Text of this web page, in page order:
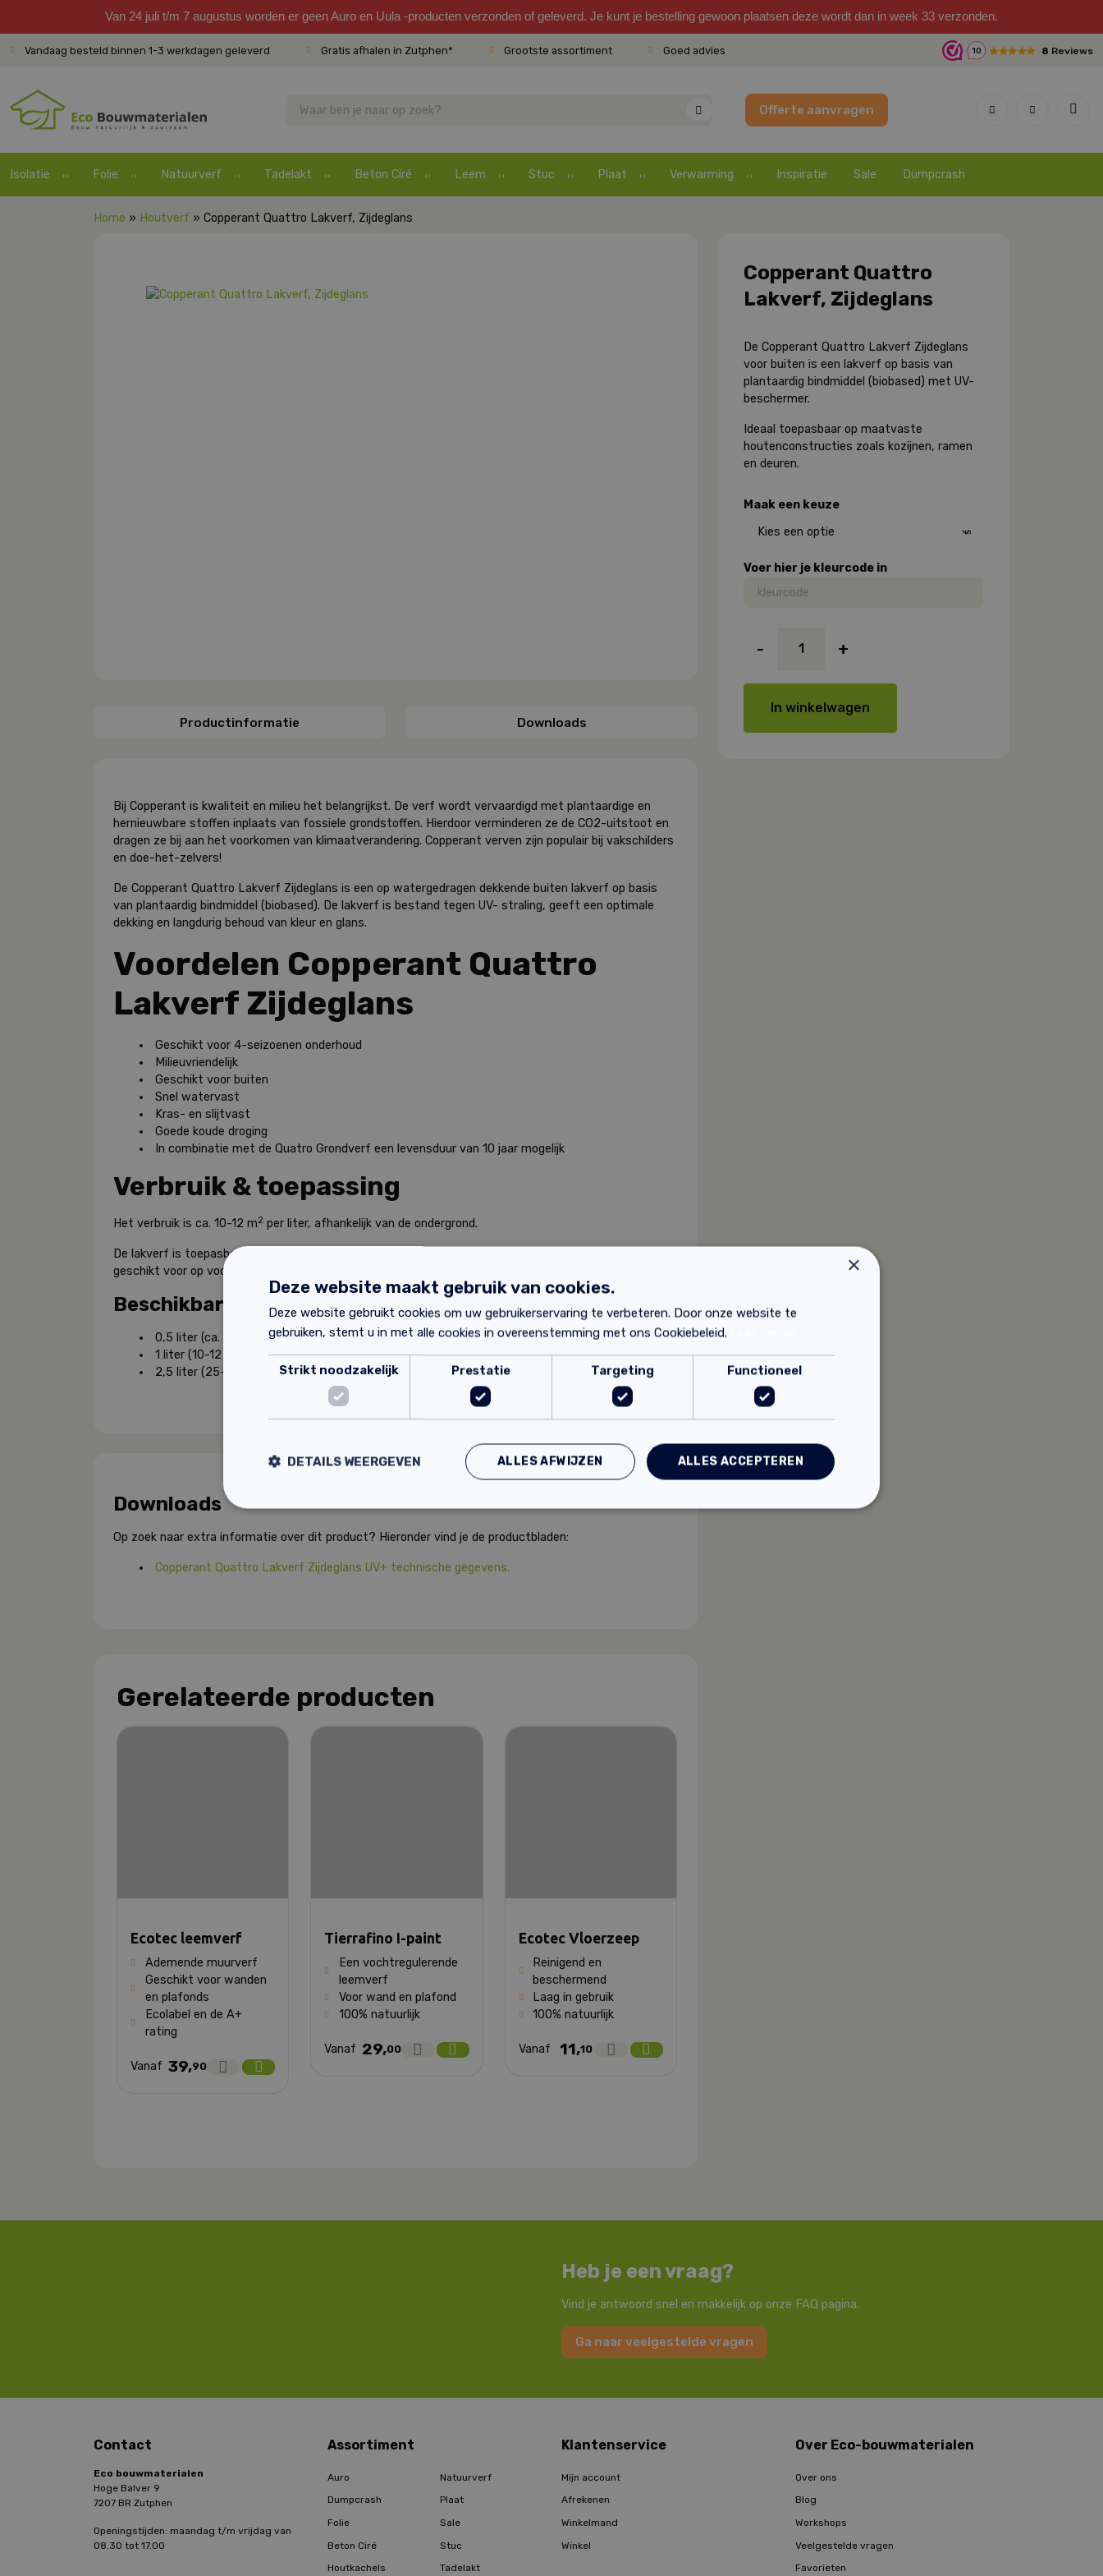
Van 24 juli t/m 7 augustus worden er geen Auro en Uula -producten verzonden of geleverd. Je kunt je bestelling gewoon plaatsen deze wordt dan in week 33 verzonden.
Vandaag besteld binnen 1-3 werkdagen geleverd Gratis afhalen in Zutphen* Grootste assortiment Goed advies 10 8 Reviews
Offerte aanvragen
Isolatie Folie Natuurverf Tadelakt Beton Ciré Leem Stuc Plaat Verwarming Inspiratie Sale Dumpcrash
Home » Houtverf » Copperant Quattro Lakverf, Zijdeglans
Productinformatie Downloads
Bij Copperant is kwaliteit en milieu het belangrijkst. De verf wordt vervaardigd met plantaardige en
hernieuwbare stoffen inplaats van fossiele grondstoffen. Hierdoor verminderen ze de CO2-uitstoot en
dragen ze bij aan het voorkomen van klimaatverandering. Copperant verven zijn populair bij vakschilders
en doe-het-zelvers!
De Copperant Quattro Lakverf Zijdeglans is een op watergedragen dekkende buiten lakverf op basis
van plantaardig bindmiddel (biobased). De lakverf is bestand tegen UV- straling, geeft een optimale
dekking en langdurig behoud van kleur en glans.
Voordelen Copperant Quattro
Lakverf Zijdeglans
Geschikt voor 4-seizoenen onderhoud
Milieuvriendelijk
Geschikt voor buiten
Snel watervast
Kras- en slijtvast
Goede koude droging
In combinatie met de Quatro Grondverf een levensduur van 10 jaar mogelijk
Verbruik & toepassing
Het verbruik is ca. 10-12 m2 per liter, afhankelijk van de ondergrond.
De lakverf is toepasbaar op maatvaste houtenconstructies zoals kozijnen, ramen en deuren. Ook
geschikt voor op voorbehandelde andere ondergronden zoals metaal, aluminium en kunststof.
Beschikbare afmetingen
0,5 liter (ca. 5-6 m
1 liter (10-12 m
2,5 liter (25-30 m
Downloads
Op zoek naar extra informatie over dit product? Hieronder vind je de productbladen:
Copperant Quattro Lakverf Zijdeglans UV+ technische gegevens.
Gerelateerde producten
Ecotec leemverf
Ademende muurverf
Geschikt voor wanden
en plafonds
Ecolabel en de A+
rating
Vanaf 39,90
Tierrafino I-paint
Een vochtregulerende
leemverf
Voor wand en plafond
100% natuurlijk
Vanaf 29,00
Ecotec Vloerzeep
Reinigend en
beschermend
Laag in gebruik
100% natuurlijk
Vanaf 11,10
Copperant Quattro
Lakverf, Zijdeglans
De Copperant Quattro Lakverf Zijdeglans
voor buiten is een lakverf op basis van
plantaardig bindmiddel (biobased) met UV-
beschermer.
Ideaal toepasbaar op maatvaste
houtenconstructies zoals kozijnen, ramen
en deuren.
Maak een keuze
Voer hier je kleurcode in
-
Quattro
Zijdeglans
aantal
+
In winkelwagen
Heb je een vraag?
Vind je antwoord snel en makkelijk op onze FAQ pagina.
Ga naar veelgestelde vragen
Contact
Eco bouwmaterialen
Hoge Balver 9
7207 BR Zutphen
Openingstijden: maandag t/m vrijdag van
08.30 tot 17.00
Assortiment
Auro
Dumpcrash
Folie
Beton Ciré
Houtkachels
Natuurverf
Plaat
Sale
Stuc
Tadelakt
Klantenservice
Mijn account
Afrekenen
Winkelmand
Winkel
Over Eco-bouwmaterialen
Over ons
Blog
Workshops
Veelgestelde vragen
Favorieten
×
Deze website maakt gebruik van cookies.
Deze website gebruikt cookies om uw gebruikerservaring te verbeteren. Door onze website te
gebruiken, stemt u in met alle cookies in overeenstemming met ons Cookiebeleid.
Strikt noodzakelijk Prestatie Targeting Functioneel
ALLES ACCEPTEREN
ALLES AFWIJZEN
DETAILS WEERGEVEN